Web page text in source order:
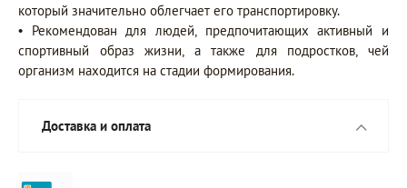
который значительно облегчает его транспортировку.
• Рекомендован для людей, предпочитающих активный и
спортивный образ жизни, а также для подростков, чей
организм находится на стадии формирования.
Доставка и оплата